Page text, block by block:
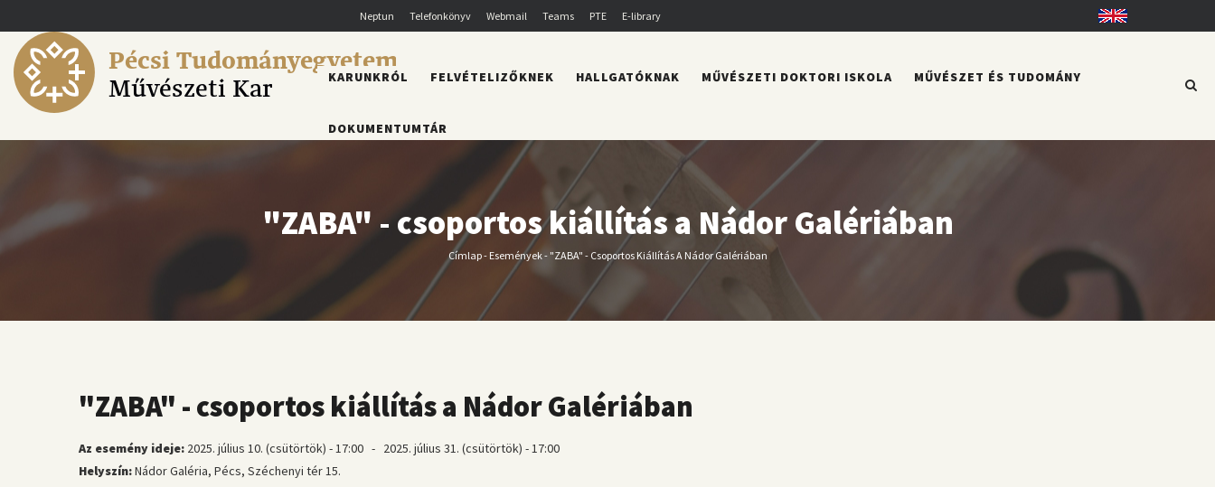
a
tartalomra
Neptun Telefonkönyv Webmail Teams PTE E-library English
Pécsi Tudományegyetem
Művészeti Kar
FŐMENÜ
KARUNKRÓL FELVÉTELIZŐKNEK HALLGATÓKNAK MŰVÉSZETI DOKTORI ISKOLA MŰVÉSZET ÉS TUDOMÁNY
DOKUMENTUMTÁR
"ZABA" - csoportos kiállítás a Nádor Galériában
Morzsa
Címlap- Események- "ZABA" - Csoportos Kiállítás A Nádor Galériában
"ZABA" - csoportos kiállítás a Nádor Galériában
Az esemény ideje: 2025. július 10. (csütörtök) - 17:00 - 2025. július 31. (csütörtök) - 17:00
Helyszín:Nádor Galéria, Pécs, Széchenyi tér 15.